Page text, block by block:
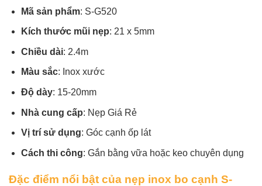
Mã sản phẩm: S-G520
Kích thước mũi nẹp: 21 x 5mm
Chiều dài: 2.4m
Màu sắc: Inox xước
Độ dày: 15-20mm
Nhà cung cấp: Nẹp Giá Rẻ
Vị trí sử dụng: Góc cạnh ốp lát
Cách thi công: Gắn bằng vữa hoặc keo chuyên dụng
Đặc điểm nổi bật của nẹp inox bo cạnh S-